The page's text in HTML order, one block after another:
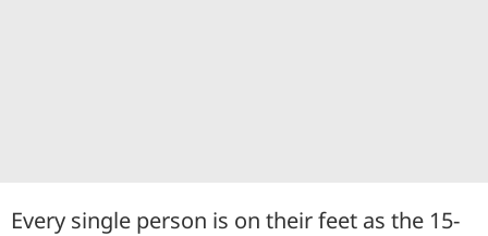
Every single person is on their feet as the 15-